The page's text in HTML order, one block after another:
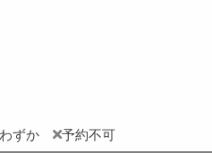
ずか 予約不可